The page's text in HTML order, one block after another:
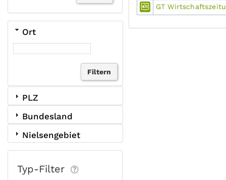
Ort
PLZ
Bundesland
Nielsengebiet
Typ-Filter
GT